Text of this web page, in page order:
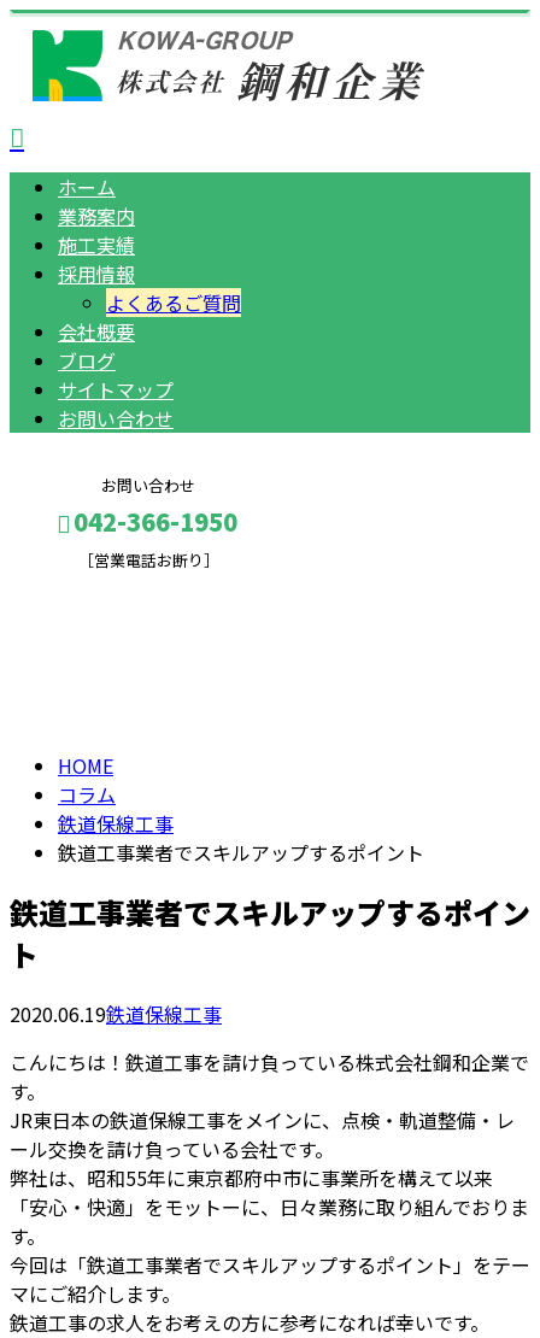
ホーム
業務案内
施工実績
採用情報
よくあるご質問
会社概要
ブログ
サイトマップ
お問い合わせ
お問い合わせ
042-366-1950
［営業電話お断り］
HOME
コラム
鉄道保線工事
鉄道工事業者でスキルアップするポイント
鉄道工事業者でスキルアップするポイン
ト
2020.06.19鉄道保線工事
こんにちは！鉄道工事を請け負っている株式会社鋼和企業で
す。
JR東日本の鉄道保線工事をメインに、点検・軌道整備・レ
ール交換を請け負っている会社です。
弊社は、昭和55年に東京都府中市に事業所を構えて以来
「安心・快適」をモットーに、日々業務に取り組んでおりま
す。
今回は「鉄道工事業者でスキルアップするポイント」をテー
マにご紹介します。
鉄道工事の求人をお考えの方に参考になれば幸いです。